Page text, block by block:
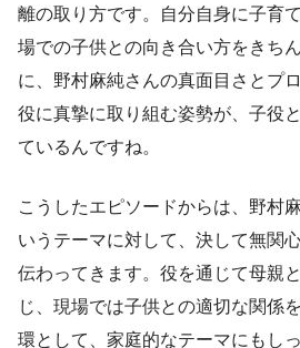
離の取り方です。自分自身に子育
場での子供との向き合い方をきち
に、野村麻純さんの真面目さとプ
役に真摯に取り組む姿勢が、子役
ているんですね。
こうしたエピソードからは、野村
いうテーマに対して、決して無関
伝わってきます。役を通じて母親
じ、現場では子供との適切な関係
環として、家庭的なテーマにもし